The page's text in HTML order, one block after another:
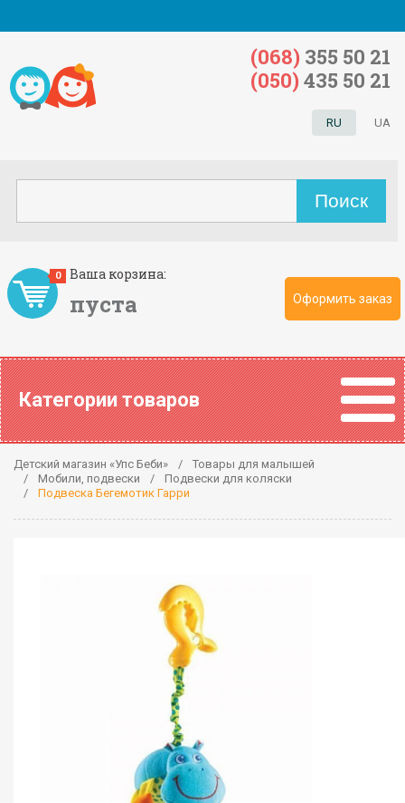
Ваша корзина:
пуста
0
Оформить заказ
RU UA
(068) 355 50 21
(050) 435 50 21
Категории товаров
Детский магазин «Упс Беби»
Товары для малышей
Мобили, подвески
Подвески для коляски
Подвеска Бегемотик Гарри